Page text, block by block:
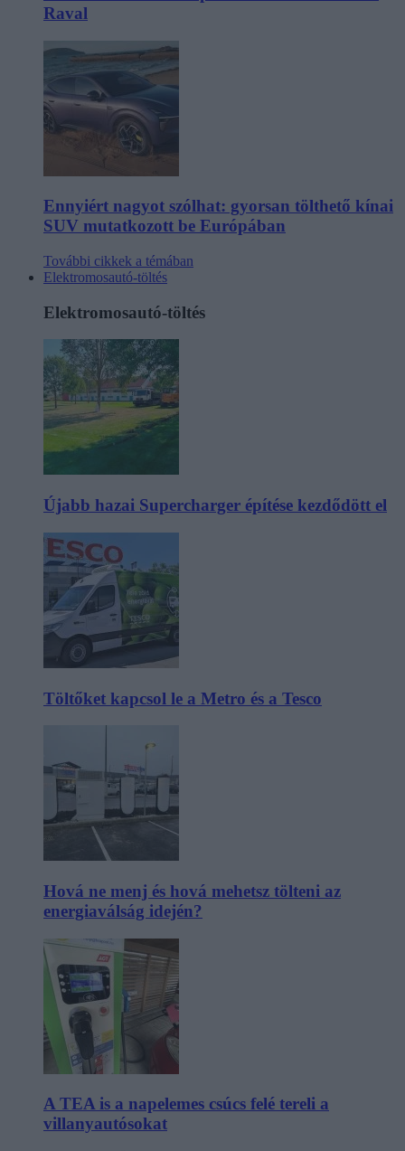
Raval
Ennyiért nagyot szólhat: gyorsan tölthető kínai
SUV mutatkozott be Európában
További cikkek a témában
Elektromosautó-töltés
Elektromosautó-töltés
Újabb hazai Supercharger építése kezdődött el
Töltőket kapcsol le a Metro és a Tesco
Hová ne menj és hová mehetsz tölteni az
energiaválság idején?
A TEA is a napelemes csúcs felé tereli a
villanyautósokat